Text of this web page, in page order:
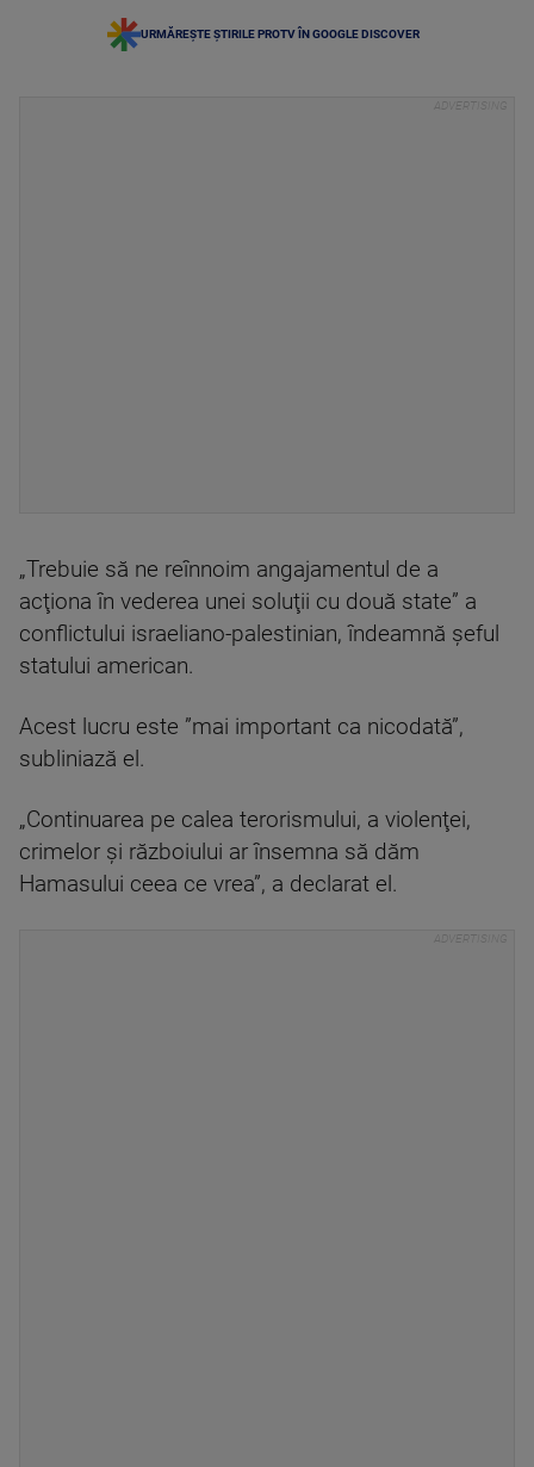
URMĂREȘTE ȘTIRILE PROTV ÎN GOOGLE DISCOVER
„Trebuie să ne reînnoim angajamentul de a
acţiona în vederea unei soluţii cu două state” a
conflictului israeliano-palestinian, îndeamnă şeful
statului american.
Acest lucru este ”mai important ca nicodată”,
subliniază el.
„Continuarea pe calea terorismului, a violenţei,
crimelor şi războiului ar însemna să dăm
Hamasului ceea ce vrea”, a declarat el.